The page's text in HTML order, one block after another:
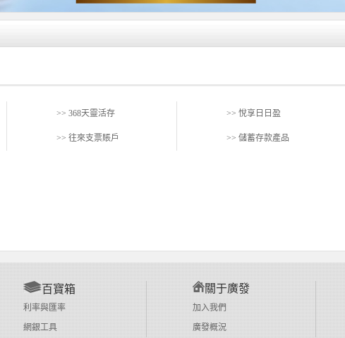
>> 368天靈活存 >> 悅享日日盈
>> 往來支票賬戶 >> 儲蓄存款產品
百寶箱
利率與匯率
網銀工具
關于廣發
加入我們
廣發概況